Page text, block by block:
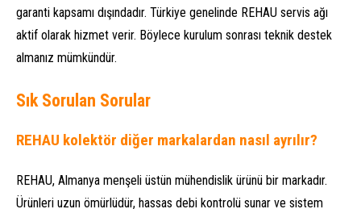
garanti kapsamı dışındadır. Türkiye genelinde REHAU servis ağı
aktif olarak hizmet verir. Böylece kurulum sonrası teknik destek
almanız mümkündür.
Sık Sorulan Sorular
REHAU kolektör diğer markalardan nasıl ayrılır?
REHAU, Almanya menşeli üstün mühendislik ürünü bir markadır.
Ürünleri uzun ömürlüdür, hassas debi kontrolü sunar ve sistem